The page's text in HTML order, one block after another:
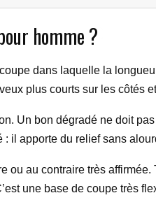
homme ?
coupe dans laquelle la
plus courts sur les côtés
Un bon dégradé ne doit
: il apporte du relief sans
ou au contraire très
une base de coupe très